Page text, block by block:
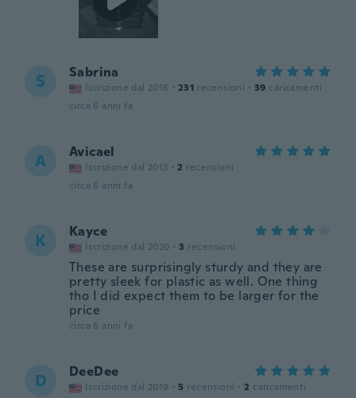
S Sabrina
Iscrizione dal 2016 · 231 recensioni · 39 caricamenti
circa 6 anni fa
A Avicael
Iscrizione dal 2013 · 2 recensioni
circa 6 anni fa
K Kayce
Iscrizione dal 2020 · 3 recensioni
These are surprisingly sturdy and they are
pretty sleek for plastic as well. One thing
tho I did expect them to be larger for the
price
circa 6 anni fa
D DeeDee
Iscrizione dal 2019 · 5 recensioni · 2 caricamenti